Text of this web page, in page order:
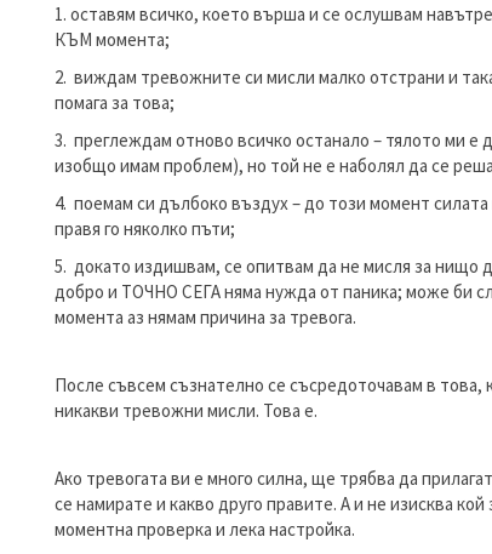
оставям всичко, което върша и се ослушвам
КЪМ момента;
виждам тревожните си мисли малко отстрани и
помага за това;
преглеждам отново всичко останало – тялото ми
изобщо имам проблем), но той не е наболял да се
поемам си дълбоко въздух – до този момент
правя го няколко пъти;
докато издишвам, се опитвам да не мисля за нищо
добро и ТОЧНО СЕГА няма нужда от паника; може би
момента аз нямам причина за тревога.
После съвсем съзнателно се съсредоточавам в
никакви тревожни мисли. Това е.
Ако тревогата ви е много силна, ще трябва да
се намирате и какво друго правите. А и не изисква
моментна проверка и лека настройка.